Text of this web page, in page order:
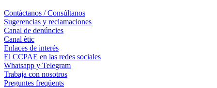
Contáctanos / Consúltanos
Sugerencias y reclamaciones
Canal de denúncies
Canal ètic
Enlaces de interés
El CCPAE en las redes sociales
Whatsapp y Telegram
Trabaja con nosotros
Preguntes freqüents